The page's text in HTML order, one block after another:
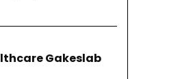
Gakeslab